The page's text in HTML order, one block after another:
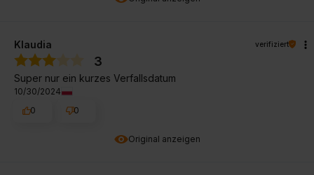
Original anzeigen
Klaudia verifiziert
3
Super nur ein kurzes Verfallsdatum
10/30/2024
0
0